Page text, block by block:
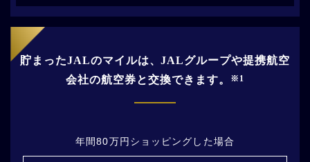
貯まったJALのマイルは、JALグループや提携航空
会社の航空券と交換できます。
※1
年間80万円ショッピングした場合